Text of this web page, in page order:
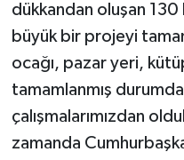
dükkandan oluşan
büyük bir projeyi
ocağı, pazar yeri,
tamamlanmış
çalışmalarımızdan
zamanda